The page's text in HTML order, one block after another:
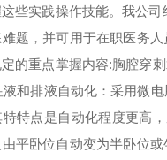
些实践操作技能。我公
题，并可用于在职医务人
的重点掌握内容:胸腔穿
液和排液自动化：采用微
特点是自动化程度更高
平卧位自动变为半卧位